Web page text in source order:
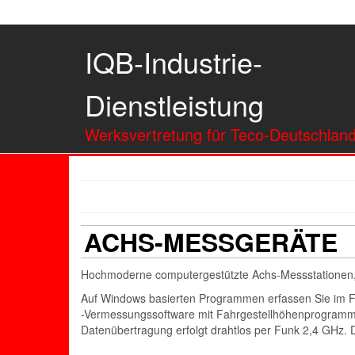
IQB-Industrie-
Dienstleistung
Werksvertretung für Teco-
ACHS-MESSGERÄTE
Hochmoderne computergestützte Achs-
Auf Windows basierten Programmen erfassen Sie
-Vermessungssoftware mit
Datenübertragung erfolgt drahtlos per Funk 2,4